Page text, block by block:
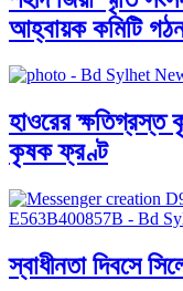
আহ্বায়ক কমিটি
হাওরের ক্ষতিগ্রস্ত
কৃষক ফ্রণ্ট
স্বাধীনতা দিবসে